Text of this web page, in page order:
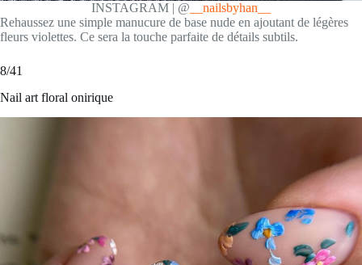
INSTAGRAM | @ __nailsbyhan__
Rehaussez une simple manucure de base nude en ajoutant de légères
fleurs violettes. Ce sera la touche parfaite de détails subtils.
8/41
Nail art floral onirique